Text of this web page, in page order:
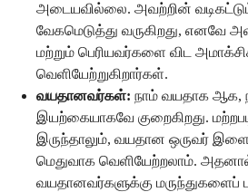
அடையவில்லை. அவற்றின்
வேகமெடுத்து வருகிறது, எனவே
மற்றும் பெரியவர்களை விட
வெளியேற்றுகிறார்கள்.
வயதானவர்கள்: நாம் வயதாக ஆக,
இயற்கையாகவே குறைகிறது.
இருந்தாலும், வயதான ஒருவர்
மெதுவாக வெளியேற்றலாம்.
வயதானவர்களுக்கு மருந்துகளைப்